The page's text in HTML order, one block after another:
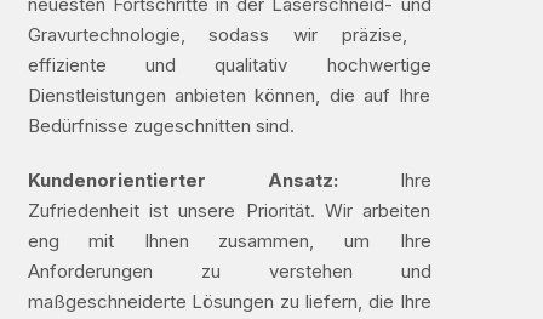
Gravurtechnologie, sodass wir präzise, ​​
effiziente und qualitativ hochwertige
Dienstleistungen anbieten können, die auf Ihre
Bedürfnisse zugeschnitten sind.
Kundenorientierter Ansatz: Ihre
Zufriedenheit ist unsere Priorität. Wir arbeiten
eng mit Ihnen zusammen, um Ihre
Anforderungen zu verstehen und
maßgeschneiderte Lösungen zu liefern, die Ihre